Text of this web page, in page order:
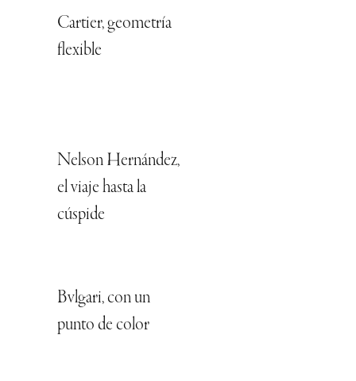
Cartier, geometría
flexible
Nelson Hernández,
el viaje hasta la
cúspide
Bvlgari, con un
punto de color